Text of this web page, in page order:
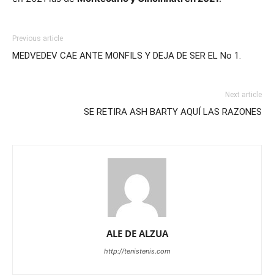
Previous article
MEDVEDEV CAE ANTE MONFILS Y DEJA DE SER EL No 1.
Next article
SE RETIRA ASH BARTY AQUÍ LAS RAZONES
ALE DE ALZUA
http://tenistenis.com